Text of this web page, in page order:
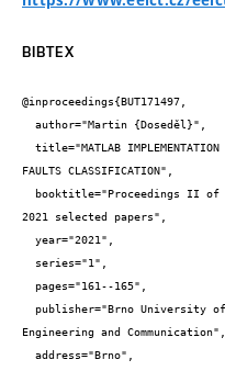
BIBTEX
@inproceedings{BUT171497,
FAULTS CLASSIFICATION",
2021 selected papers",
Engineering and Communication",